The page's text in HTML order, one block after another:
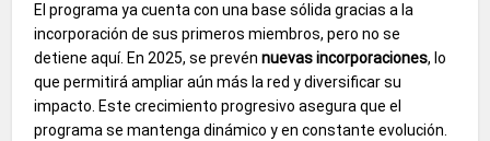
El programa ya cuenta con una base sólida gracias a la
incorporación de sus primeros miembros, pero no se
detiene aquí. En 2025, se prevénnuevas incorporaciones, lo
que permitirá ampliar aún más la red y diversificar su
impacto. Este crecimiento progresivo asegura que el
programa se mantenga dinámico y en constante evolución.